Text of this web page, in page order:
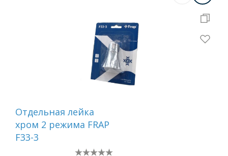
Отдельная лейка
хром 2 режима FRAP
F33-3